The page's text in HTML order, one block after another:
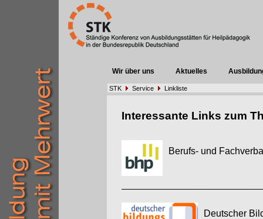
Wir über uns Aktuelles
STK Service Linkliste
Interessante Links zum
Berufs- und
Deutscher